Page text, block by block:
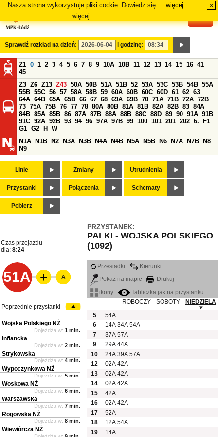
Nasza strona wykorzystuje pliki cookie. Dowiedz się
więcej.
więcej x
Sprawdź rozkład na dzień: i godzinę:
Z1 0 1 2 3 4 5 6 7 8 9 10A 10B 11 12 13 14 15 16 41
45
Z3 Z6 Z13 Z43 50A 50B 51A 51B 52 53A 53C 53B 54B 55A
55B 55C 56 57 58A 58B 59 60A 60B 60C 60D 61 62 63
64A 64B 65A 65B 66 67 68 69A 69B 70 71A 71B 72A 72B
73 75A 75B 76 77 78 80A 80B 81A 81B 82A 82B 83 84A
84B 85A 85B 86 87A 87B 88A 88B 88C 88D 89 90 91A 91B
91C 92A 92B 93 94 96 97A 97B 99 100 101 201 202 6.
F1
G1 G2 H
W
N1A
N1B N2 N3A N3B N4A N4B N5A N5B N6 N7A N7B
N8
N9
Linie Zmiany Utrudnienia
Przystanki Połączenia Schematy
Pobierz
PRZYSTANEK:
PALKI - WOJSKA POLSKIEGO
(1092)
Czas przejazdu
dla: 8:24
51A
Przesiadki
Kierunki
Pokaż na mapie
Drukuj
ikony
Tabliczka jak na przystanku
ROBOCZY
SOBOTY
NIEDZIELA
5
54A
6
14A 34A 54A
7
37A 57A
9
29A 44A
10
24A 39A 57A
12
02A 42A
13
02A 42A
14
02A 42A
15
42A
16
02A 42A
17
52A
18
12A 54A
19
14A
A
Poprzednie przystanki
Wojska Polskiego NŻ
Dojeżdża w: 1 min.
Inflancka
Dojeżdża w: 2 min.
Strykowska
Dojeżdża w: 4 min.
Wypoczynkowa NŻ
Dojeżdża w: 5 min.
Woskowa NŻ
Dojeżdża w: 6 min.
Warszawska
Dojeżdża w: 7 min.
Rogowska NŻ
Dojeżdża w: 8 min.
Wiewiórcza NŻ